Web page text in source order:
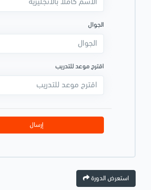
الجوال
اقترح موعد للتدريب
إرسال
استعرض الدورة